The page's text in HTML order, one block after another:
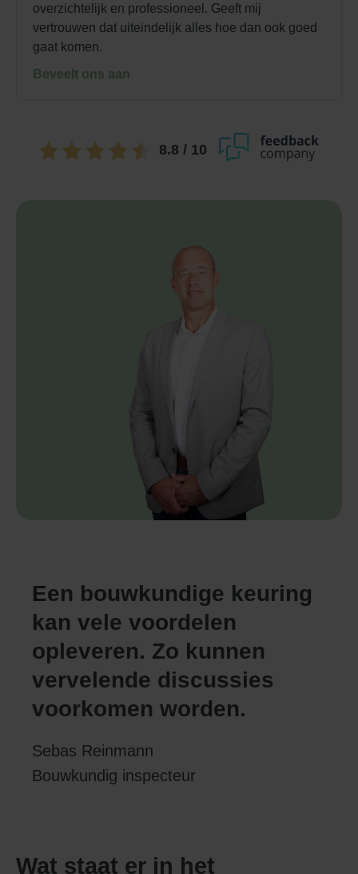
overzichtelijk en professioneel. Geeft mij
vertrouwen dat uiteindelijk alles hoe dan ook goed
gaat komen.
Beveelt ons aan
8.8 / 10
Een bouwkundige keuring
kan vele voordelen
opleveren. Zo kunnen
vervelende discussies
voorkomen worden.
Sebas Reinmann
Bouwkundig inspecteur
Wat staat er in het